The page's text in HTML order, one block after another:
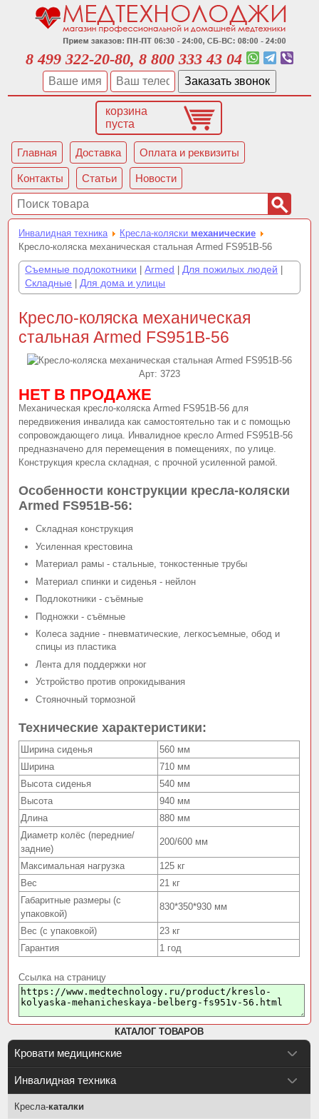
8 499 322-20-80, 8 800 333 43 04
корзина
пуста
Главная Доставка Оплата и реквизиты
Контакты Статьи Новости
Инвалидная техника Кресла-коляски механические
Кресло-коляска механическая стальная Armed FS951В-56
Съемные подлокотники |Armed |Для пожилых людей
Складные |Для дома и улицы
Кресло-коляска механическая
стальная Armed FS951В-56
Арт: 3723
НЕТ В ПРОДАЖЕ
Механическая кресло-коляска Armed FS951В-56 для
передвижения инвалида как самостоятельно так и с помощью
сопровождающего лица. Инвалидное кресло Armed FS951В-56
предназначено для перемещения в помещениях, по улице.
Конструкция кресла складная, с прочной усиленной рамой.
Особенности конструкции кресла-коляски
Armed FS951В-56:
Складная конструкция
Усиленная крестовина
Материал рамы - стальные, тонкостенные трубы
Материал спинки и сиденья - нейлон
Подлокотники - съёмные
Подножки - съёмные
Колеса задние - пневматические, легкосъемные, обод и
спицы из пластика
Лента для поддержки ног
Устройство против опрокидывания
Стояночный тормозной
Технические характеристики:
Ширина сиденья
560 мм
Ширина
710 мм
Высота сиденья
540 мм
Высота
940 мм
Длина
880 мм
Диаметр колёс (передние/
задние)
200/600 мм
Максимальная нагрузка
125 кг
Вес
21 кг
Габаритные размеры (с
упаковкой)
830*350*930 мм
Вес (с упаковкой)
23 кг
Гарантия
1 год
Ссылка на страницу
КАТАЛОГ ТОВАРОВ
Кровати медицинские
Инвалидная техника
Кресла-каталки